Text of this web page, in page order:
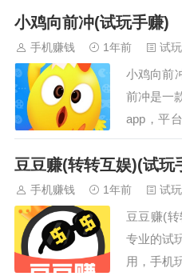
菇乐园
务简单好
卡都能赚
玩吧~蘑
各种游戏
币赚获取
小鸡向前冲(试玩手赚)
手机赚钱 1年前 试
小鸡向前
前冲是一
app，平
新人登录
从app内
好玩的同
千的高收
在小鸡向
分钟赚游
豆豆赚(转转互娱)(试玩
手机赚钱 1年前 试
豆豆赚(
专业的试
用，手机